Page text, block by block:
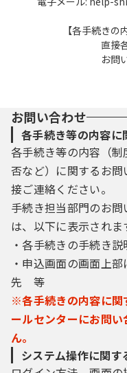
【各手続きの
直接
お問
お問い合わせ
各手続き等の内容に
各手続き等の内容（
否など）に関するお
接ご連絡ください。
手続き担当部門のお
は、以下に表示されま
・各手続きの手続き
・申込画面の画面上
先 等
※各手続きの内容に関
ールセンターにお問
ん。
システム操作に関す